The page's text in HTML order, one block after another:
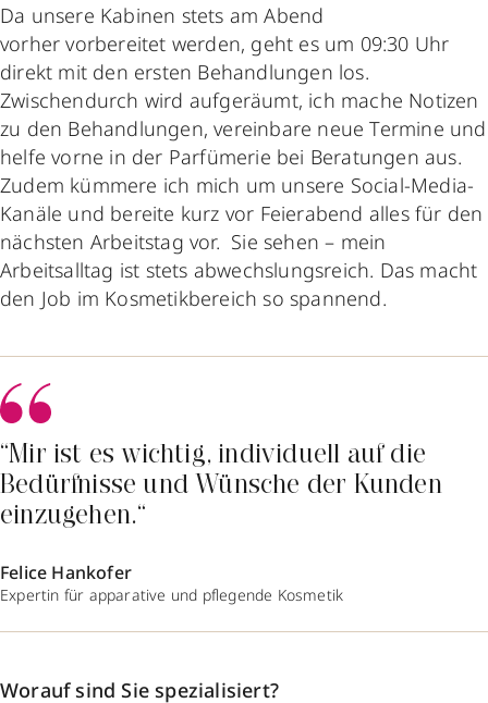
Da unsere Kabinen stets am Abend
vorher vorbereitet werden, geht es um 09:30 Uhr
direkt mit den ersten Behandlungen los.
Zwischendurch wird aufgeräumt, ich mache Notizen
zu den Behandlungen, vereinbare neue Termine und
helfe vorne in der Parfümerie bei Beratungen aus.
Zudem kümmere ich mich um unsere Social-Media-
Kanäle und bereite kurz vor Feierabend alles für den
nächsten Arbeitstag vor. Sie sehen – mein
Arbeitsalltag ist stets abwechslungsreich. Das macht
den Job im Kosmetikbereich so spannend.
“Mir ist es wichtig, individuell auf die
Bedürfnisse und Wünsche der Kunden
einzugehen.“
Felice Hankofer
Expertin für apparative und pflegende Kosmetik
Worauf sind Sie spezialisiert?